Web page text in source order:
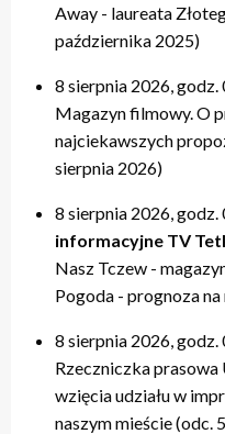
Away - laureata
października 2025)
8 sierpnia 2026, godz.
Magazyn filmowy. O
najciekawszych
sierpnia 2026)
8 sierpnia 2026, godz.
informacyjne TV
Nasz Tczew -
Pogoda - prognoza
8 sierpnia 2026, godz.
Rzeczniczka
wzięcia udziału w
naszym mieście (odc.